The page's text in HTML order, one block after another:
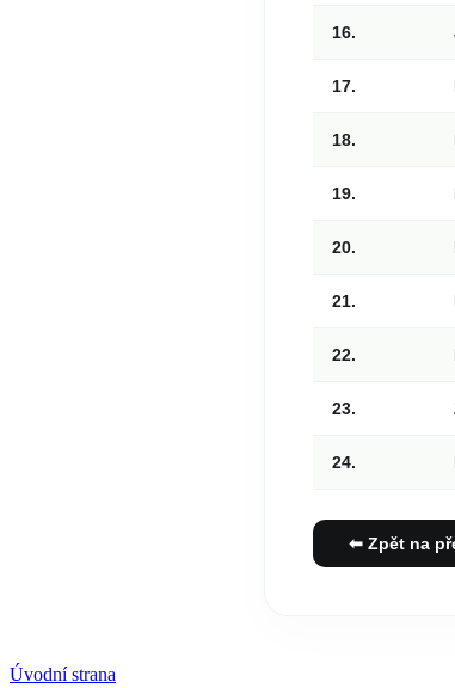
16.
17.
18.
19.
20.
21.
22.
23.
24.
⬅ Zpět na
Úvodní strana